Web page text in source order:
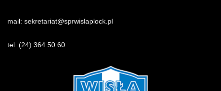
mail: sekretariat@sprwislaplock.pl
tel: (24) 364 50 60